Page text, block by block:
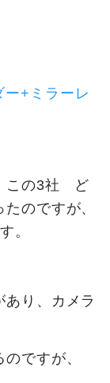
+ミラーレ
この3社 ど
のですが、
。
り、カメラ
ですが、